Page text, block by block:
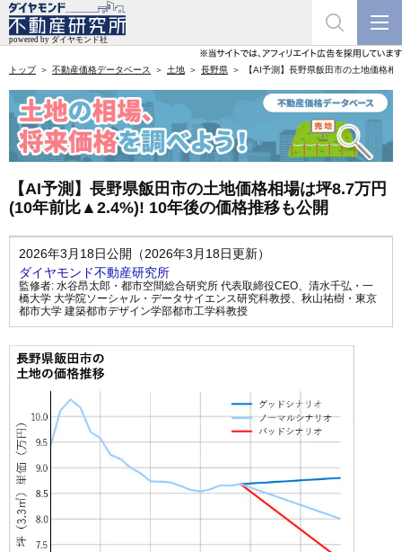
トップ 不動産価格データベース 土地 長野県 【AI予測】長野県飯田市の土地価格
【AI予測】長野県飯田市の土地価格相場は坪8.7万円
(10年前比▲2.4%)! 10年後の価格推移も公開
2026年3月18日公開（2026年3月18日更新）
ダイヤモンド不動産研究所
監修者: 水谷昂太郎・都市空間総合研究所 代表取締役CEO、 清水千弘・一
橋大学 大学院ソーシャル・データサイエンス研究科教授、 秋山祐樹・東京
都市大学 建築都市デザイン学部都市工学科教授